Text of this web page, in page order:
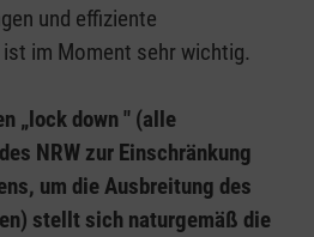
und effiziente
im Moment sehr wichtig.
„lock down " (alle
NRW zur Einschränkung
um die Ausbreitung des
stellt sich naturgemäß die